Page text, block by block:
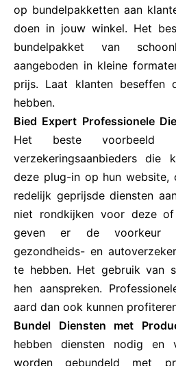
op bundelpakketten aan
doen in jouw winkel. Het
bundelpakket van
aangeboden in kleine
prijs. Laat klanten beseffen
hebben.
Bied Expert Professionele
Het beste
verzekeringsaanbieders die
deze plug-in op hun website,
redelijk geprijsde diensten
niet rondkijken voor deze
geven er de voorkeur
gezondheids- en
te hebben. Het gebruik van
hen aanspreken.
aard dan ook kunnen
Bundel Diensten met
hebben diensten nodig en
worden gebundeld met